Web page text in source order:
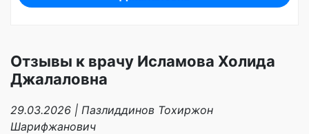
Отзывы к врачу Исламова Холида
Джалаловна
29.03.2026 | Пазлиддинов Тохиржон
Шарифжанович